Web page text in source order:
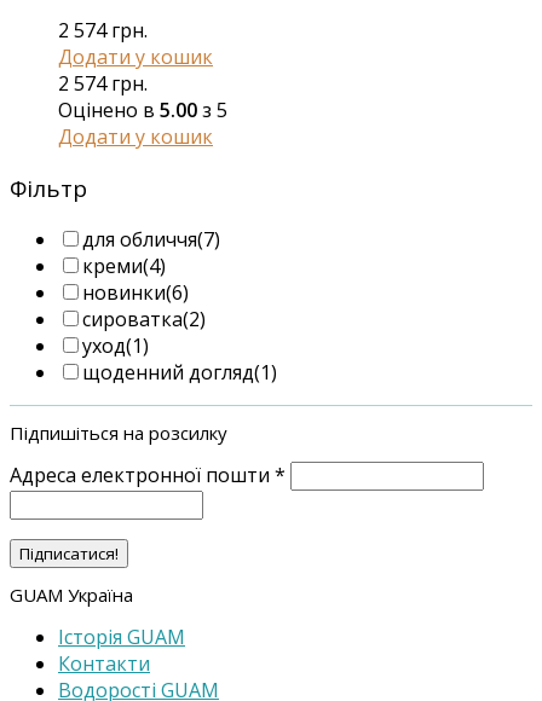
2 574грн.
Додати у кошик
2 574грн.
Оцінено в 5.00з 5
Додати у кошик
Фільтр
для обличчя(7)
креми(4)
новинки(6)
сироватка(2)
уход(1)
щоденний догляд(1)
Підпишіться на розсилку
Адреса електронної пошти *
GUAM Україна
Історія GUAM
Контакти
Водорості GUAM